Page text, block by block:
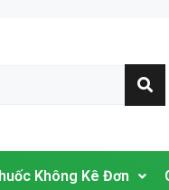
Không Kê Đơn